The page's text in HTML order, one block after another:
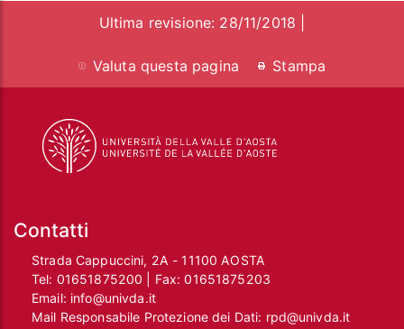
Ultima revisione: 28/11/2018 |
Valuta questa pagina Stampa
Contatti
Strada Cappuccini, 2A - 11100 AOSTA
Tel: 01651875200 | Fax:01651875203
Email: info@univda.it
Mail Responsabile Protezione dei Dati: rpd@univda.it